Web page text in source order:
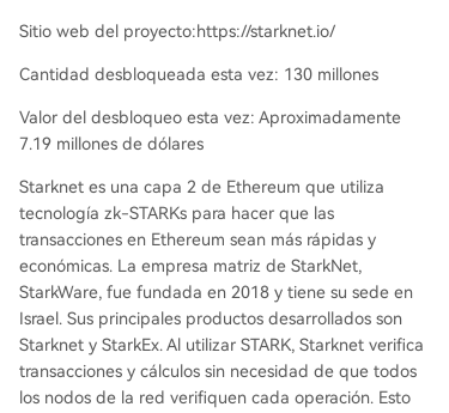
Sitio web del proyecto:https://starknet.io/
Cantidad desbloqueada esta vez: 130 millones
Valor del desbloqueo esta vez: Aproximadamente
7.19 millones de dólares
Starknet es una capa 2 de Ethereum que utiliza
tecnología zk-STARKs para hacer que las
transacciones en Ethereum sean más rápidas y
económicas. La empresa matriz de StarkNet,
StarkWare, fue fundada en 2018 y tiene su sede en
Israel. Sus principales productos desarrollados son
Starknet y StarkEx. Al utilizar STARK, Starknet verifica
transacciones y cálculos sin necesidad de que todos
los nodos de la red verifiquen cada operación. Esto